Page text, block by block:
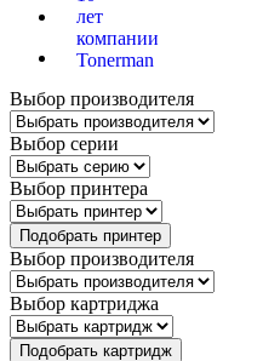
Выбор производителя
Выбор серии
Выбор принтера
Подобрать принтер
Выбор производителя
Выбор картриджа
Подобрать картридж